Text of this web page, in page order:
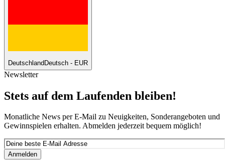
DeutschlandDeutsch - EUR
Newsletter
Stets auf dem Laufenden bleiben!
Monatliche News per E-Mail zu Neuigkeiten, Sonderangeboten und
Gewinnspielen erhalten. Abmelden jederzeit bequem möglich!
Anmelden